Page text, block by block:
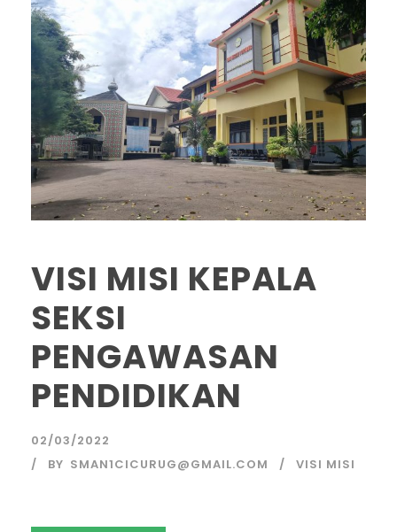
VISI MISI KEPALA
SEKSI
PENGAWASAN
PENDIDIKAN
02/03/2022
BY SMAN1CICURUG@GMAIL.COM VISI MISI